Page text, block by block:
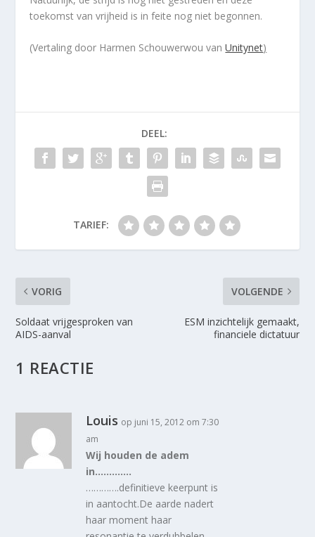
toekomst van vrijheid is in feite nog niet begonnen.
(Vertaling door Harmen Schouwerwou vanUnitynet)
DEEL:
TARIEF:
VORIG
Soldaat vrijgesproken van
AIDS-aanval
VOLGENDE
ESM inzichtelijk gemaakt,
financiele dictatuur
1 REACTIE
Louis op juni 15, 2012 om 7:30
am
Wij houden de adem
in………….
………….definitieve keerpunt is
in aantocht.De aarde nadert
haar moment haar